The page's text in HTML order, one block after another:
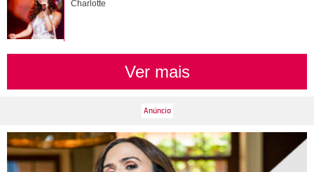
Charlotte
Charlotte
Ver mais